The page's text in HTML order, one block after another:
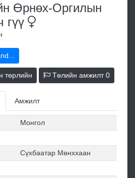
Өрнөх-Оргилын
гүү
төрлийн Төлийн амжилт0
Амжилт
Монгол
Сүхбаатар Мөнххаан